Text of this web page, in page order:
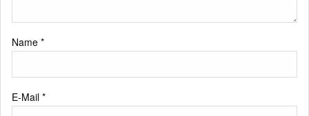
Name *
E-Mail *